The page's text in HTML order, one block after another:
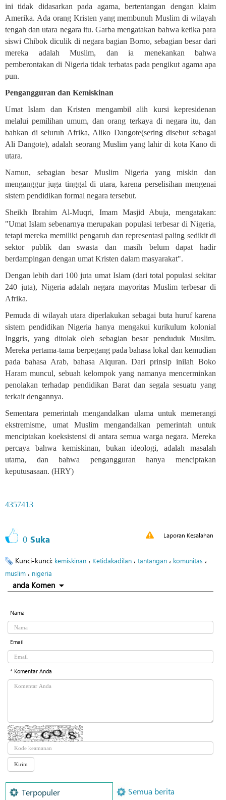
ini tidak didasarkan pada agama, bertentangan dengan klaim
Amerika. Ada orang Kristen yang membunuh Muslim di wilayah
tengah dan utara negara itu. Garba mengatakan bahwa ketika para
siswi Chibok diculik di negara bagian Borno, sebagian besar dari
mereka adalah Muslim, dan ia menekankan bahwa
pemberontakan di Nigeria tidak terbatas pada pengikut agama apa
pun.
Pengangguran dan Kemiskinan
Umat ​​Islam dan Kristen mengambil alih kursi kepresidenan
melalui pemilihan umum, dan orang terkaya di negara itu, dan
bahkan di seluruh Afrika, Aliko Dangote(sering disebut sebagai
Ali Dangote), adalah seorang Muslim yang lahir di kota Kano di
utara.
Namun, sebagian besar Muslim Nigeria yang miskin dan
menganggur juga tinggal di utara, karena perselisihan mengenai
sistem pendidikan formal negara tersebut.
Sheikh Ibrahim Al-Muqri, Imam Masjid Abuja, mengatakan:
"Umat Islam sebenarnya merupakan populasi terbesar di Nigeria,
tetapi mereka memiliki pengaruh dan representasi paling sedikit di
sektor publik dan swasta dan masih belum dapat hadir
berdampingan dengan umat Kristen dalam masyarakat".
Dengan lebih dari 100 juta umat Islam (dari total populasi sekitar
240 juta), Nigeria adalah negara mayoritas Muslim terbesar di
Afrika.
Pemuda di wilayah utara diperlakukan sebagai buta huruf karena
sistem pendidikan Nigeria hanya mengakui kurikulum kolonial
Inggris, yang ditolak oleh sebagian besar penduduk Muslim.
Mereka pertama-tama berpegang pada bahasa lokal dan kemudian
pada bahasa Arab, bahasa Alquran. Dari prinsip inilah Boko
Haram muncul, sebuah kelompok yang namanya mencerminkan
penolakan terhadap pendidikan Barat dan segala sesuatu yang
terkait dengannya.
Sementara pemerintah mengandalkan ulama untuk memerangi
ekstremisme, umat Muslim mengandalkan pemerintah untuk
menciptakan koeksistensi di antara semua warga negara. Mereka
percaya bahwa kemiskinan, bukan ideologi, adalah masalah
utama, dan bahwa pengangguran hanya menciptakan
keputusasaan. (HRY)
4357413
0 Suka Laporan Kesalahan
Kunci-kunci: kemiskinan ، Ketidakadilan ، tantangan ، komunitas ،
muslim ، nigeria
anda Komen
Nama
Email
* Komentar Anda
Terpopuler Semua berita